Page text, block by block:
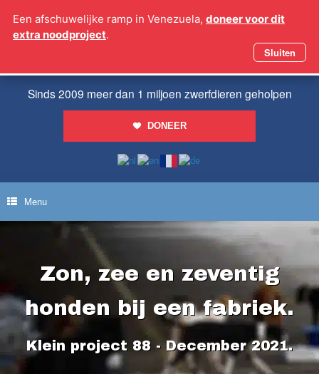
naar
Sinds 2009 meer dan 1 miljoen zwerfdieren geholpen
DONEER
Menu
Zon, zee en zeventig
honden bij een fabriek.
Klein project 88 - December 2021.
Een afschuwelijke ramp in Venezuela, doneer voor dit
extra noodproject.
Sluiten